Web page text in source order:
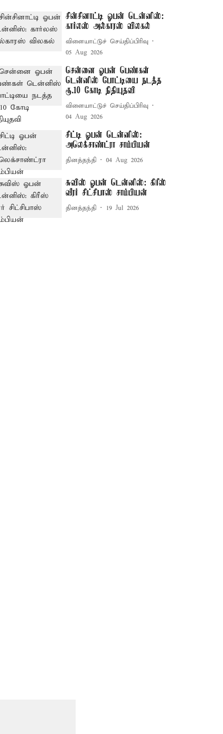
சின்சினாட்டி ஓபன் டென்னிஸ்:
கார்லஸ் அல்காரஸ் விலகல்
விளையாட்டுச் செய்திப்பிரிவு
05 Aug 2026
சென்னை ஓபன் பெண்கள்
டென்னிஸ் போட்டியை நடத்த
ரூ.10 கோடி நிதியுதவி
விளையாட்டுச் செய்திப்பிரிவு
04 Aug 2026
சிட்டி ஓபன் டென்னிஸ்:
அலெக்சாண்ட்ரா சாம்பியன்
தினத்தந்தி 04 Aug 2026
சுவிஸ் ஓபன் டென்னிஸ்: கிரீஸ்
வீரர் சிட்சிபாஸ் சாம்பியன்
தினத்தந்தி 19 Jul 2026